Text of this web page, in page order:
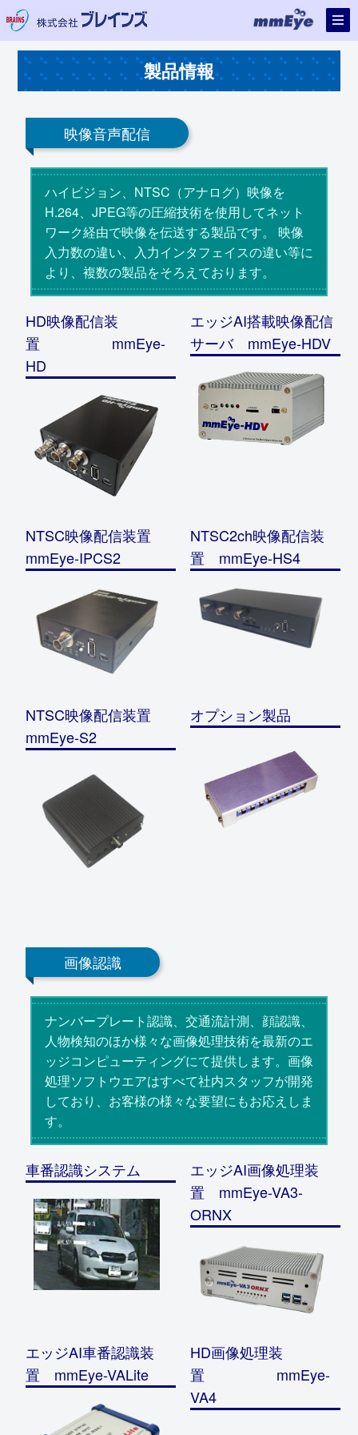
製品情報
映像音声配信
ハイビジョン、NTSC（アナログ）映像を
H.264、JPEG等の圧縮技術を使用してネット
ワーク経由で映像を伝送する製品です。 映像
入力数の違い、入力インタフェイスの違い等に
より、複数の製品をそろえております。
HD映像配信装
置 mmEye-
HD
エッジAI搭載映像配信
サーバ mmEye-HDV
NTSC映像配信装置
mmEye-IPCS2
NTSC2ch映像配信装
置 mmEye-HS4
NTSC映像配信装置
mmEye-S2
オプション製品
画像認識
ナンバープレート認識、交通流計測、顔認識、
人物検知のほか様々な画像処理技術を最新のエ
ッジコンピューティングにて提供します。画像
処理ソフトウエアはすべて社内スタッフが開発
しており、お客様の様々な要望にもお応えしま
す。
車番認識システム
エッジAI画像処理装
置 mmEye-VA3-
ORNX
エッジAI車番認識装
置 mmEye-VALite
HD画像処理装
置 mmEye-
VA4